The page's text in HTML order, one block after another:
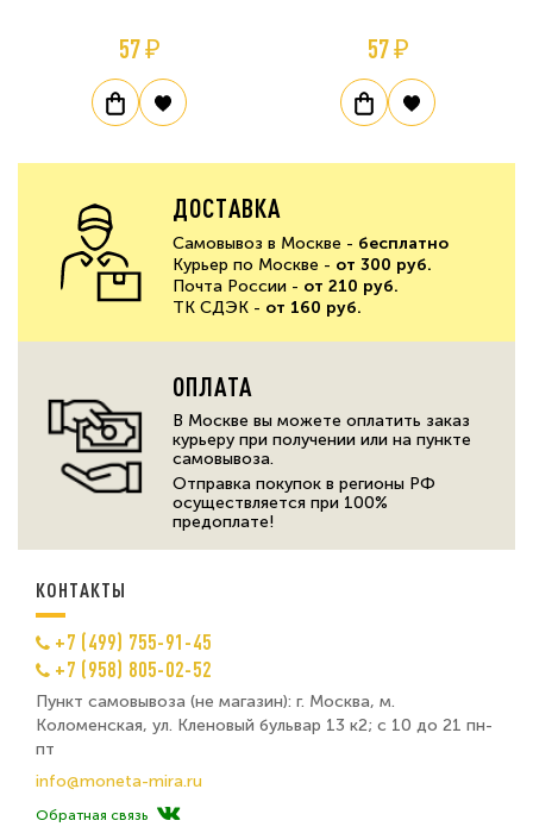
57 ₽ 57 ₽
ДОСТАВКА
Самовывоз в Москве - бесплатно
Курьер по Москве - от 300 руб.
Почта России - от 210 руб.
ТК СДЭК - от 160 руб.
ОПЛАТА
В Москве вы можете оплатить заказ
курьеру при получении или на пункте
самовывоза.
Отправка покупок в регионы РФ
осуществляется при 100%
предоплате!
КОНТАКТЫ
+7 (499) 755-91-45
+7 (958) 805-02-52
Пункт самовывоза (не магазин): г. Москва, м.
Коломенская, ул. Кленовый бульвар 13 к2; с 10 до 21 пн-
пт
info@moneta-mira.ru
Обратная связь